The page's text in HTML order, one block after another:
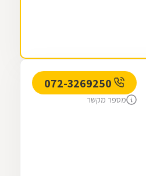
מספר מקשר